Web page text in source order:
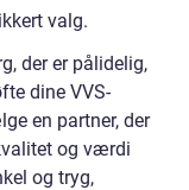
valg.
der er pålidelig,
dine VVS-
en partner, der
og værdi
og tryg,